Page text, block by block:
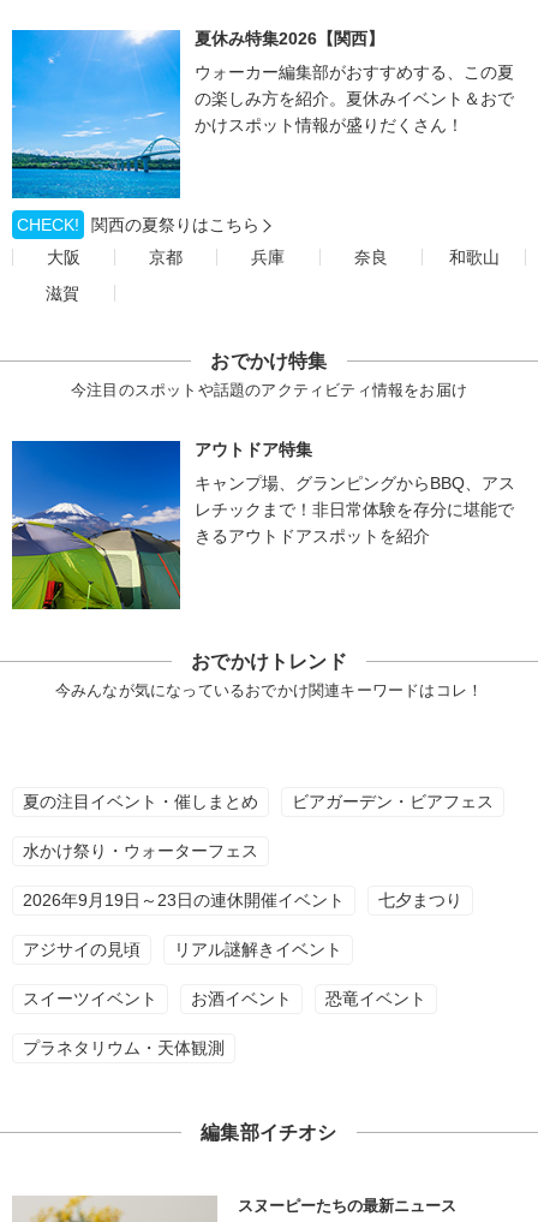
夏休み特集2026【関西】
ウォーカー編集部がおすすめする、この夏
の楽しみ方を紹介。夏休みイベント＆おで
かけスポット情報が盛りだくさん！
CHECK!
関西の夏祭りはこちら
大阪
京都 兵庫 奈良
和歌山
滋賀
おでかけ特集
今注目のスポットや話題のアクティビティ情報をお届け
アウトドア特集
キャンプ場、グランピングからBBQ、アス
レチックまで！非日常体験を存分に堪能で
きるアウトドアスポットを紹介
おでかけトレンド
今みんなが気になっているおでかけ関連キーワードはコレ！
夏の注目イベント・催しまとめ ビアガーデン・ビアフェス
水かけ祭り・ウォーターフェス
2026年9月19日～23日の連休開催イベント 七夕まつり
アジサイの見頃 リアル謎解きイベント
スイーツイベント お酒イベント 恐竜イベント
プラネタリウム・天体観測
編集部イチオシ
スヌーピーたちの最新ニュース